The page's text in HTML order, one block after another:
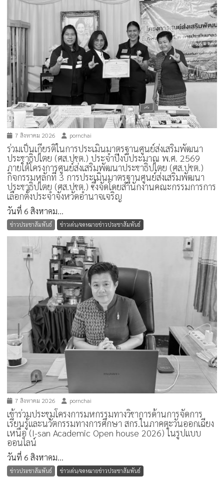
7 สิงหาคม 2026 pornchai
ร่วมเป็นเกียรติในการประเมินมาตรฐานศูนย์ส่งเสริมพัฒนา
ประชาธิปไตย (ศส.ปชต.) ประจำปีงบประมาณ พ.ศ. 2569
ภายใต้โครงการศูนย์ส่งเสริมพัฒนาประชาธิปไตย (ศส.ปชต.)
กิจกรรมหลักที่ 3 การประเมินมาตรฐานศูนย์ส่งเสริมพัฒนา
ประชาธิปไตย (ศส.ปชต.) ซึ่งจัดโดยสำนักงานคณะกรรมการการ
เลือกตั้งประจำจังหวัดอำนาจเจริญ
วันที่ 6 สิงหาคม...
ข่าวประชาสัมพันธ์ ข่าวเด่น/จดหมายข่าวประชาสัมพันธ์
7 สิงหาคม 2026 pornchai
เข้าร่วมประชุมโครงการมหกรรมทางวิชาการด้านการจัดการ
เรียนรู้และนวัตกรรมทางการศึกษา สกร.ในภาคตะวันออกเฉียง
เหนือ (I-san Academic Open house 2026) ในรูปแบบ
ออนไลน์
วันที่ 6 สิงหาคม...
ข่าวประชาสัมพันธ์ ข่าวเด่น/จดหมายข่าวประชาสัมพันธ์